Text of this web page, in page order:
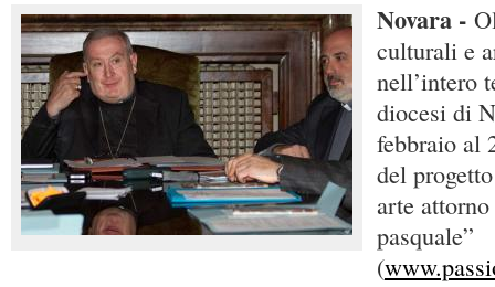
Novara -
culturali e
nell’intero
diocesi di
febbraio al
del
arte
pasquale”
(